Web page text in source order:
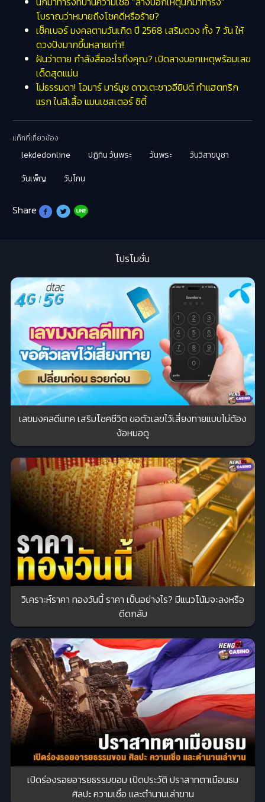
โบราณว่าหมายถึงโชคดีหรือร้าย?
เช็คเบอร์ มงคลตามวันเกิด ปี 2568 เสริมดวง ทั้ง 7 วัน ให้
ดวงปังมากขึ้นหลายเท่า!!
ฝันว่าตาย กำลังสื่ออะไรถึงคุณ? เปิดลางบอกเหตุพร้อมเลข
เด็ดสุดแม่น
ไม่ธรรมดา! โอมาร์ มาร์มูช ดาวเตะชาวอียิปต์ ทำแฮตทริก
แรก ในสีเสื้อ แมนเชสเตอร์ ซิตี้
แท็กที่เกี่ยวข้อง
lekdedonline ปฏิทิน วันพระ วันพระ
วันวิสาขบูชา
วันเพ็ญ
วันโกน
Share
โปรโมชั่น
เลขมงคลดีแทค เสริมโชคชีวิต ขอตัวเลขไว้เสี่ยงทายแบบไม่ต้อง
ง้อหมอดู
วิเคราะห์ราคา ทองวันนี้ ราคา เป็นอย่างไร? มีแนวโน้มจะลงหรือ
ดีดกลับ
เปิดร่องรอยอารยธรรมขอม เปิดประวัติ ปราสาทตาเมือนธม
ศิลปะ ความเชื่อ และตำนานเล่าขาน